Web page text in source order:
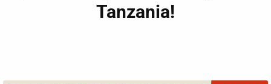
Tanzania!